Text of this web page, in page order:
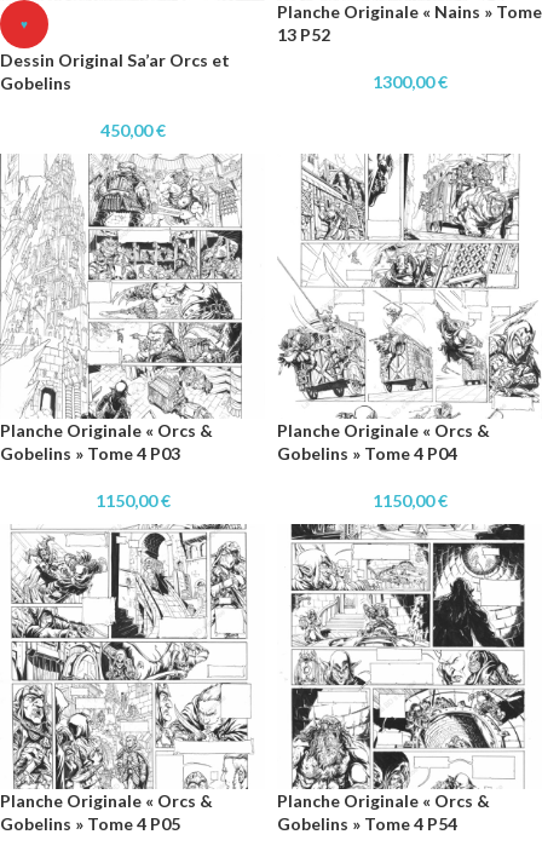
♥
Dessin Original Sa’ar Orcs et
Gobelins
450,00€
Planche Originale « Nains » Tome
13 P52
1300,00€
Planche Originale « Orcs &
Gobelins » Tome 4 P03
1150,00€
Planche Originale « Orcs &
Gobelins » Tome 4 P04
1150,00€
Planche Originale « Orcs &
Gobelins » Tome 4 P05
Planche Originale « Orcs &
Gobelins » Tome 4 P54